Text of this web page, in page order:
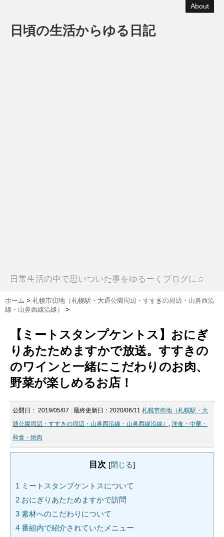
About
日頃の生活からゆる日記
日常生活の中で思いついた事をゆるーくブログに♫
ホーム > 札幌市街地（札幌駅・大通公園周辺・すすきの周辺・山鼻西沿
線・山鼻西線沿線）
>
【ミートスタンプケントス】おにぎ
りあたためますかで放送。すすきの
のワインと一緒にこだわりのお肉、
野菜が楽しめるお店！
公開日： 2019/05/07 : 最終更新日：2020/06/11 札幌市街地（札幌駅・大
通公園周辺・すすきの周辺・山鼻西沿線・山鼻西線沿線） , 洋食・中華・
和食・焼肉
目次 [閉じる]
1 ミートスタンプケントスについて
2 おにぎりあたためますかで訪問
3 素材へのこだわりについて
4 番組内で紹介されていたメニュー